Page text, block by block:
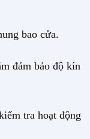
bao cửa.
đảm bảo độ kín
tra hoạt động